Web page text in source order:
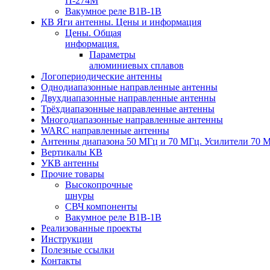
Вакумное реле В1В-1В
КВ Яги антенны. Цены и информация
Цены. Общая
информация.
Параметры
алюминиевых сплавов
Логопериодические антенны
Однодиапазонные направленные антенны
Двухдиапазонные направленные антенны
Трёхдиапазонные направленные антенны
Многодиапазонные направленные антенны
WARC направленные антенны
Антенны диапазона 50 МГц и 70 МГц. Усилители 70
Вертикалы КВ
УКВ антенны
Прочие товары
Высокопрочные
шнуры
СВЧ компоненты
Вакумное реле В1В-1В
Реализованные проекты
Инструкции
Полезные ссылки
Контакты